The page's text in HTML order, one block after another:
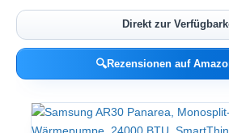
Direkt zur
🔍Rezensionen auf